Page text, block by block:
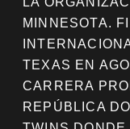
MINNESOTA.
TEXAS EN
CARRERA
REPÚBLICA